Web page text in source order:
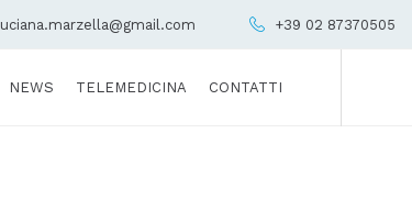
luciana.marzella@gmail.com +39 02 87370505
NEWS TELEMEDICINA CONTATTI